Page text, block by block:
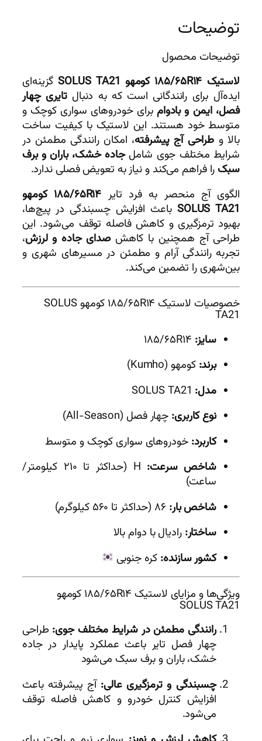
توضیحات
توضیحات محصول
لاستیک ۱۸۵/۶۵R۱۴ کومهو SOLUS TA21
گزینه‌ای
ایده‌آل برای رانندگانی است که به دنبالتایری چهار
فصل، ایمن و بادوام برای خودروهای سواری کوچک و
متوسط خود هستند. این لاستیک با کیفیت ساخت
بالا و طراحی آج پیشرفته، امکان رانندگی مطمئن در
شرایط مختلف جوی شاملجاده خشک، باران و برف
سبک را فراهم می‌کند و نیاز به تعویض فصلی ندارد.
الگوی آج منحصر به فرد تایر
۱۸۵/۶۵R۱۴ کومهو
SOLUS TA21 باعث افزایش چسبندگی در پیچ‌ها،
بهبود ترمزگیری و کاهش فاصله توقف می‌شود. این
طراحی آج همچنین با کاهشصدای جاده و لرزش،
تجربه رانندگی آرام و مطمئن در مسیرهای شهری و
بین‌شهری را تضمین می‌کند.
خصوصیات لاستیک ۱۸۵/۶۵R۱۴ کومهو SOLUS
TA21
سایز:
برند: کومهو (Kumho)
مدل:
نوع کاربری: چهار فصل (All-Season)
کاربرد: خودروهای سواری کوچک و متوسط
شاخص سرعت:
H (حداکثر تا ۲۱۰ کیلومتر/
ساعت)
شاخص بار: ۸۶ (حداکثر تا ۵۶۰ کیلوگرم)
ساختار: رادیال با دوام بالا
کشور سازنده: کره جنوبی
ویژگی‌ها و مزایای لاستیک ۱۸۵/۶۵R۱۴ کومهو
SOLUS TA21
رانندگی مطمئن در شرایط مختلف جوی: طراحی
چهار فصل تایر باعث عملکرد پایدار در جاده
خشک، باران و برف سبک می‌شود
چسبندگی و ترمزگیری عالی: آج پیشرفته باعث
افزایش کنترل خودرو و کاهش فاصله توقف
می‌شود.